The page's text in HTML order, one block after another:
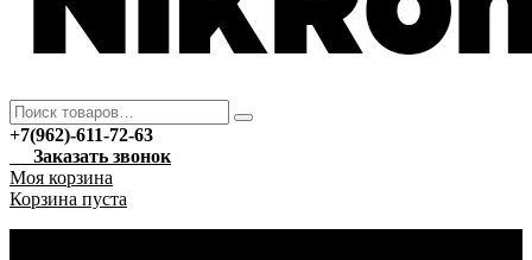
+7(962)-611-72-63
Заказать звонок
Моя корзина
Корзина пуста